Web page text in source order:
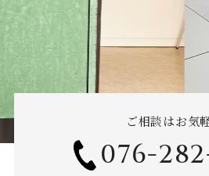
ご相談はお気
076-